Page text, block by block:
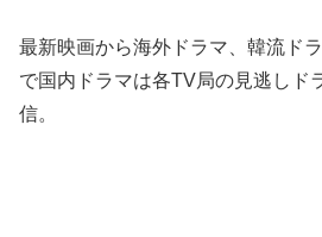
最新映画から海外ドラマ、韓流ド
で国内ドラマは各TV局の見逃しド
信。